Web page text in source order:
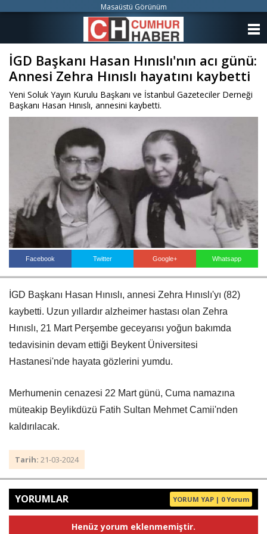
İGD Başkanı Hasan Hınıslı'nın acı günü:
Annesi Zehra Hınıslı hayatını kaybetti
Yeni Soluk Yayın Kurulu Başkanı ve İstanbul Gazeteciler Derneği
Başkanı Hasan Hınıslı, annesini kaybetti.
Facebook Twitter Google+ Whatsapp
İGD Başkanı Hasan Hınıslı, annesi Zehra Hınıslı'yı (82)
kaybetti. Uzun yıllardır alzheimer hastası olan Zehra
Hınıslı, 21 Mart Perşembe geceyarısı yoğun bakımda
tedavisinin devam ettiği Beykent Üniversitesi
Hastanesi'nde hayata gözlerini yumdu.
Merhumenin cenazesi 22 Mart günü, Cuma namazına
müteakip Beylikdüzü Fatih Sultan Mehmet Camii'nden
kaldırılacak.
Tarih: 21-03-2024
YORUMLAR YORUM YAP | 0 Yorum
Henüz yorum eklenmemiştir.
Masaüstü Görünüm
YAZARLAR
FOTO GALERİ
VİDEO GALERİ
KÜNYE
İLETİŞİM
Haberin Doğru Adresi.